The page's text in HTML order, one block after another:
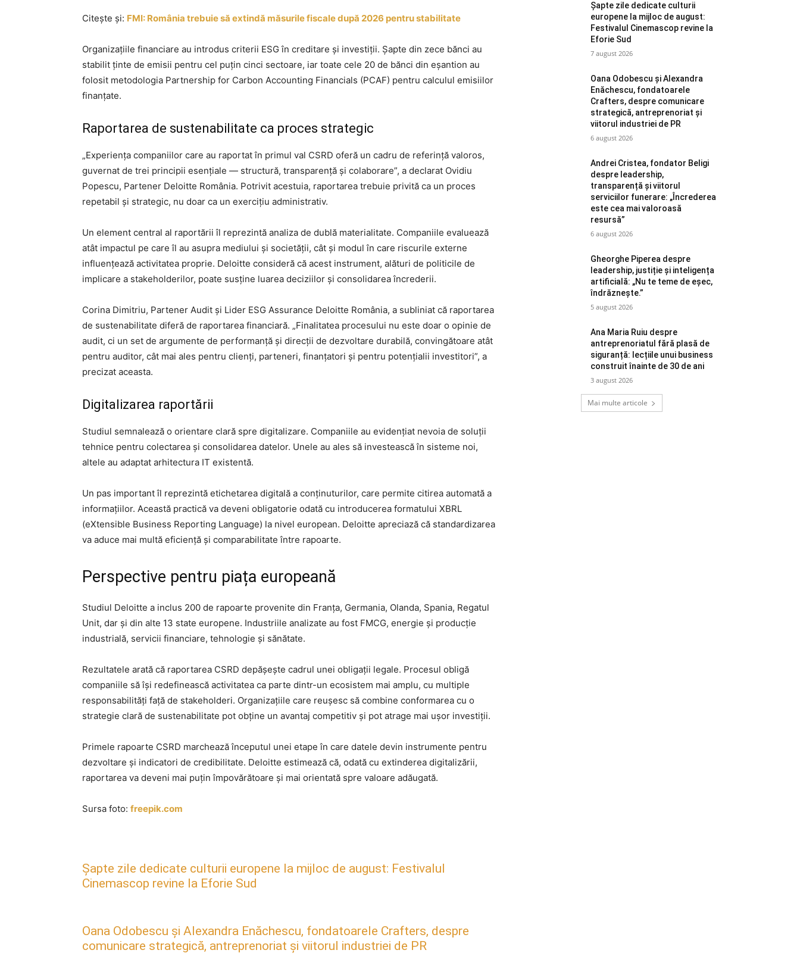
Citește și: FMI: România trebuie să extindă măsurile fiscale după 2026 pentru stabilitate
Organizațiile financiare au introdus criterii ESG în creditare și investiții. Șapte din zece bănci au
stabilit ținte de emisii pentru cel puțin cinci sectoare, iar toate cele 20 de bănci din eșantion au
folosit metodologia Partnership for Carbon Accounting Financials (PCAF) pentru calculul emisiilor
finanțate.
Raportarea de sustenabilitate ca proces strategic
„Experiența companiilor care au raportat în primul val CSRD oferă un cadru de referință valoros,
guvernat de trei principii esențiale — structură, transparență și colaborare”, a declarat Ovidiu
Popescu, Partener Deloitte România. Potrivit acestuia, raportarea trebuie privită ca un proces
repetabil și strategic, nu doar ca un exercițiu administrativ.
Un element central al raportării îl reprezintă analiza de dublă materialitate. Companiile evaluează
atât impactul pe care îl au asupra mediului și societății, cât și modul în care riscurile externe
influențează activitatea proprie. Deloitte consideră că acest instrument, alături de politicile de
implicare a stakeholderilor, poate susține luarea deciziilor și consolidarea încrederii.
Corina Dimitriu, Partener Audit și Lider ESG Assurance Deloitte România, a subliniat că raportarea
de sustenabilitate diferă de raportarea financiară. „Finalitatea procesului nu este doar o opinie de
audit, ci un set de argumente de performanță și direcții de dezvoltare durabilă, convingătoare atât
pentru auditor, cât mai ales pentru clienți, parteneri, finanțatori și pentru potențialii investitori”, a
precizat aceasta.
Digitalizarea raportării
Studiul semnalează o orientare clară spre digitalizare. Companiile au evidențiat nevoia de soluții
tehnice pentru colectarea și consolidarea datelor. Unele au ales să investească în sisteme noi,
altele au adaptat arhitectura IT existentă.
Un pas important îl reprezintă etichetarea digitală a conținuturilor, care permite citirea automată a
informațiilor. Această practică va deveni obligatorie odată cu introducerea formatului XBRL
(eXtensible Business Reporting Language) la nivel european. Deloitte apreciază că standardizarea
va aduce mai multă eficiență și comparabilitate între rapoarte.
Perspective pentru piața europeană
Studiul Deloitte a inclus 200 de rapoarte provenite din Franța, Germania, Olanda, Spania, Regatul
Unit, dar și din alte 13 state europene. Industriile analizate au fost FMCG, energie și producție
industrială, servicii financiare, tehnologie și sănătate.
Rezultatele arată că raportarea CSRD depășește cadrul unei obligații legale. Procesul obligă
companiile să își redefinească activitatea ca parte dintr-un ecosistem mai amplu, cu multiple
responsabilități față de stakeholderi. Organizațiile care reușesc să combine conformarea cu o
strategie clară de sustenabilitate pot obține un avantaj competitiv și pot atrage mai ușor investiții.
Primele rapoarte CSRD marchează începutul unei etape în care datele devin instrumente pentru
dezvoltare și indicatori de credibilitate. Deloitte estimează că, odată cu extinderea digitalizării,
raportarea va deveni mai puțin împovărătoare și mai orientată spre valoare adăugată.
Sursa foto: freepik.com
Șapte zile dedicate culturii europene la mijloc de august: Festivalul
Cinemascop revine la Eforie Sud
Oana Odobescu și Alexandra Enăchescu, fondatoarele Crafters, despre
comunicare strategică, antreprenoriat și viitorul industriei de PR
Șapte zile dedicate culturii
europene la mijloc de august:
Festivalul Cinemascop revine la
Eforie Sud
7 august 2026
Oana Odobescu și Alexandra
Enăchescu, fondatoarele
Crafters, despre comunicare
strategică, antreprenoriat și
viitorul industriei de PR
6 august 2026
Andrei Cristea, fondator Beligi
despre leadership,
transparență și viitorul
serviciilor funerare: „Încrederea
este cea mai valoroasă
resursă”
6 august 2026
Gheorghe Piperea despre
leadership, justiție și inteligența
artificială: „Nu te teme de eșec,
îndrăznește.”
5 august 2026
Ana Maria Ruiu despre
antreprenoriatul fără plasă de
siguranță: lecțiile unui business
construit înainte de 30 de ani
3 august 2026
Mai multe articole